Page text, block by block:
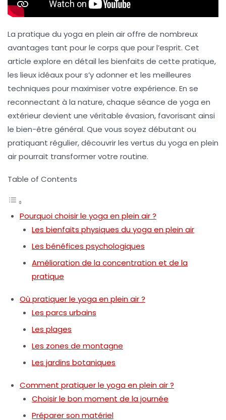
La pratique du yoga en plein airoffre de nombreux
avantages tant pour le corps que pour l’esprit. Cet
article explore en détail les bienfaits de cette pratique,
les lieux idéaux pour s’y adonner et les meilleures
techniques pour maximiser votre expérience. En se
reconnectant à la nature, chaque séance de yoga en
extérieur devient une véritable évasion, favorisant ainsi
le bien-être général. Que vous soyez débutant ou
pratiquant régulier, découvrir les vertus du yoga en plein
air pourrait transformer votre routine.
Table of Contents
Pourquoi choisir le yoga en plein air ?
Les bienfaits physiques du yoga en plein air
Les bénéfices psychologiques
Amélioration de la concentration et de la
pratique
Où pratiquer le yoga en plein air ?
Les parcs urbains
Les plages
Les zones de montagne
Les jardins botaniques
Comment pratiquer le yoga en plein air ?
Choisir le bon moment de la journée
Préparer son matériel